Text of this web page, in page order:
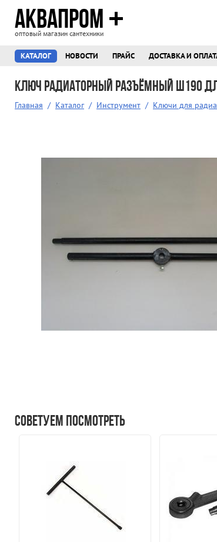
АКВАПРОМ
оптовый магазин сантехники
КАТАЛОГ НОВОСТИ ПРАЙС ДОСТАВКА И
Ключ радиаторный разъёмный Ш190
Главная / Каталог / Инструмент / Ключи для
Советуем посмотреть